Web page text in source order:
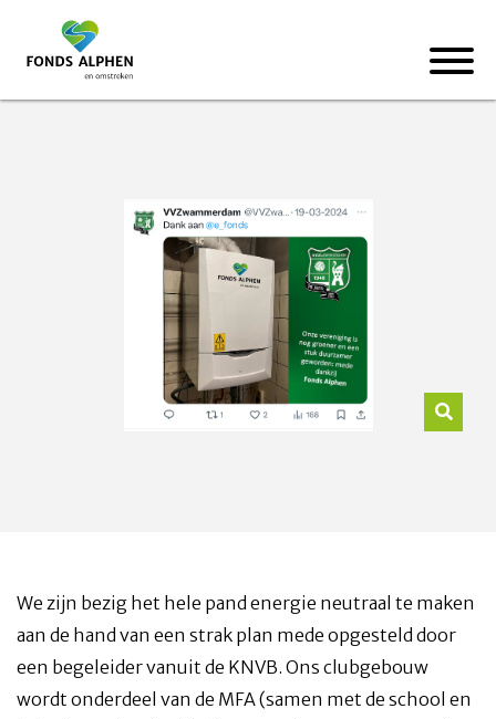
We zijn bezig het hele pand energie neutraal te maken
aan de hand van een strak plan mede opgesteld door
een begeleider vanuit de KNVB. Ons clubgebouw
wordt onderdeel van de MFA (samen met de school en